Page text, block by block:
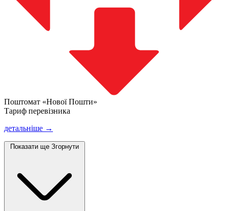
Поштомат «Нової Пошти»
Тариф перевізника
детальніше →
Показати ще Згорнути